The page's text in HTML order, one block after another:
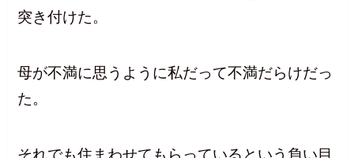
突き付けた。
母が不満に思うように私だって不満だらけだっ
た。
それでも住まわせてもらっているという負い目